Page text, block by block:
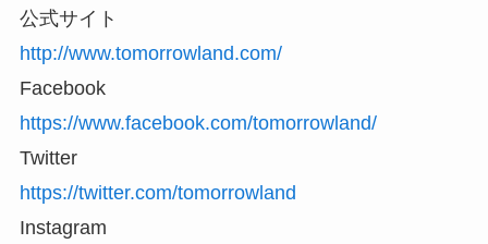
公式サイト
http://www.tomorrowland.com/
Facebook
https://www.facebook.com/tomorrowland/
Twitter
https://twitter.com/tomorrowland
Instagram